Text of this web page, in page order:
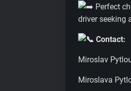
Perfect
driver seeking
Contact:
Miroslav
Miroslava